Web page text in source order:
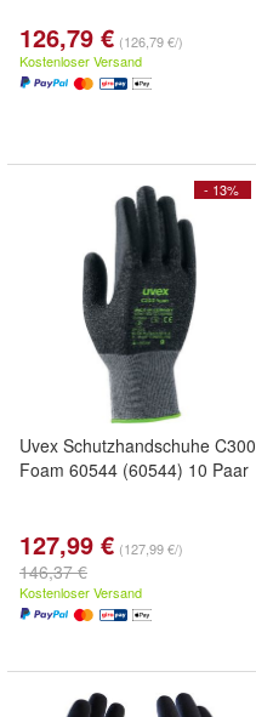
126,79 € (126,79 €/)
Kostenloser Versand
- 13%
Uvex Schutzhandschuhe C300
Foam 60544 (60544) 10 Paar
127,99 € (127,99 €/)
146,37 €
Kostenloser Versand